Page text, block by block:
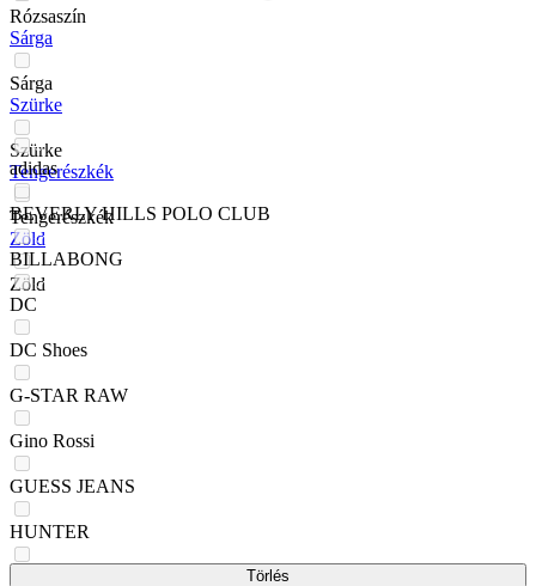
Rózsaszín
Sárga
Sárga
Szürke
Szürke
Tengerészkék
Tengerészkék
Zöld
Zöld
adidas
BEVERLY HILLS POLO CLUB
BILLABONG
DC
DC Shoes
G-STAR RAW
Gino Rossi
GUESS JEANS
HUNTER
Törlés